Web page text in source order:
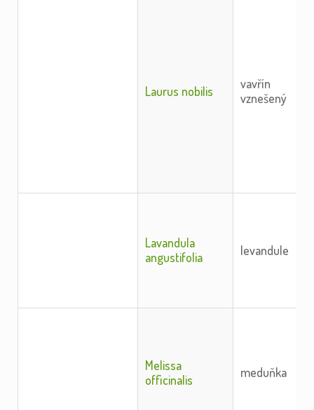
Laurus nobilis
vavřín
vznešený
Lavandula
angustifolia
levandule
Melissa
officinalis
meduňka